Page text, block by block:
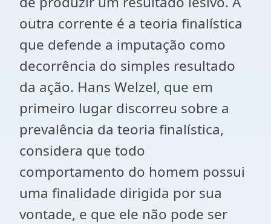
outra corrente é a teoria finalística
que defende a imputação como
decorrência do simples resultado
da ação. Hans Welzel, que em
primeiro lugar discorreu sobre a
prevalência da teoria finalística,
considera que todo
comportamento do homem possui
uma finalidade dirigida por sua
vontade, e que ele não pode ser